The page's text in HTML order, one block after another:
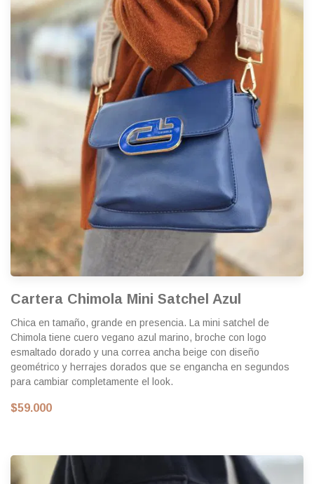
Cartera Chimola Mini Satchel Azul
Chica en tamaño, grande en presencia. La mini satchel de
Chimola tiene cuero vegano azul marino, broche con logo
esmaltado dorado y una correa ancha beige con diseño
geométrico y herrajes dorados que se engancha en segundos
para cambiar completamente el look.
$59.000